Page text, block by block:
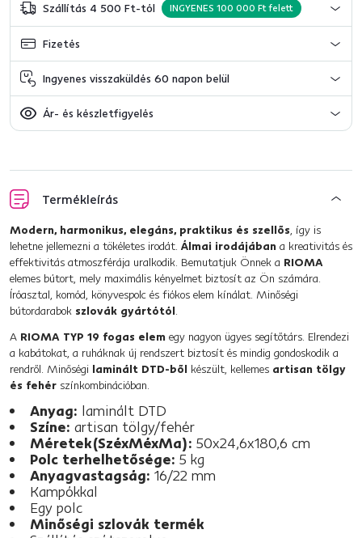
Szállítás 4 500 Ft-tól INGYENES 100 000 Ft felett
Fizetés
Ingyenes visszaküldés 60 napon belül
Ár- és készletfigyelés
Termékleírás
Modern, harmonikus, elegáns, praktikus és szellős, így is
lehetne jellemezni a tökéletes irodát. Álmai irodájában a kreativitás és
effektivitás atmoszférája uralkodik. Bemutatjuk Önnek a RIOMA
elemes bútort, mely maximális kényelmet biztosít az Ön számára.
Íróasztal, komód, könyvespolc és fiókos elem kínálat. Minőségi
bútordarabok szlovák gyártótól.
A RIOMA TYP 19 fogas elem egy nagyon ügyes segítőtárs. Elrendezi
a kabátokat, a ruháknak új rendszert biztosít és mindig gondoskodik a
rendről. Minőségi laminált DTD-ből készült, kellemes artisan tölgy
és fehér színkombinációban.
Anyag: laminált DTD
Színe: artisan tölgy/fehér
Méretek(SzéxMéxMa): 50x24,6x180,6 cm
Polc terhelhetősége: 5 kg
Anyagvastagság: 16/22 mm
Kampókkal
Egy polc
Minőségi szlovák termék